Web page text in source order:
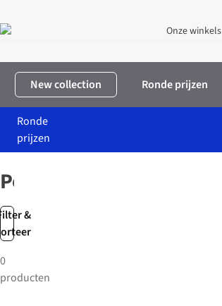
Onze winkels
New collection Ronde prijzen
Ronde
prijzen
&
Pockies
0
producten